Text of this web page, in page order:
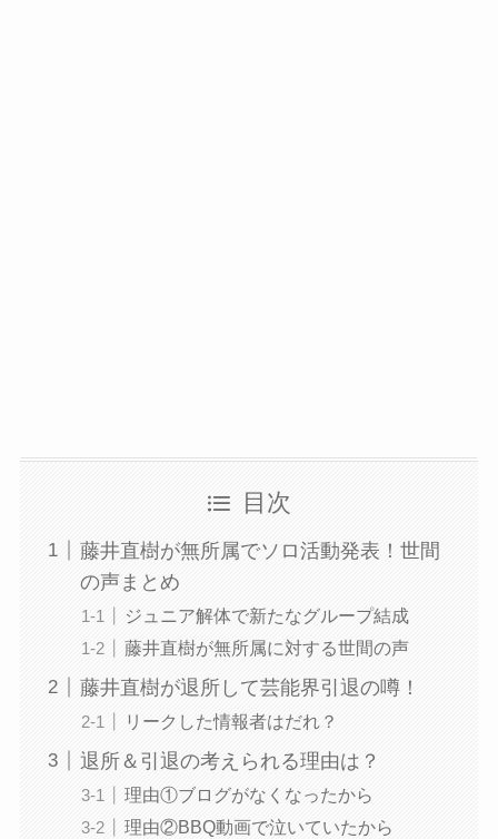
目次
藤井直樹が無所属でソロ活動発表！世間
の声まとめ
ジュニア解体で新たなグループ結成
藤井直樹が無所属に対する世間の声
藤井直樹が退所して芸能界引退の噂！
リークした情報者はだれ？
退所＆引退の考えられる理由は？
理由①ブログがなくなったから
理由②BBQ動画で泣いていたから